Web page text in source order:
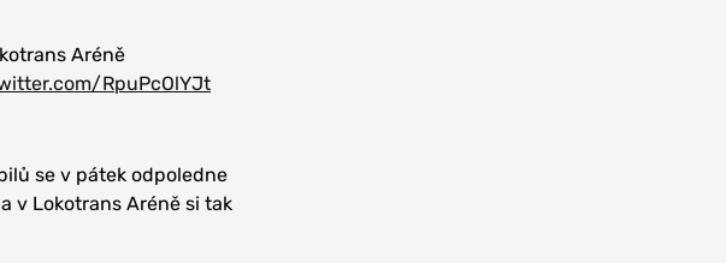
Aréně
RpuPcOlYJt
se v pátek odpoledne
v Lokotrans Aréně si tak